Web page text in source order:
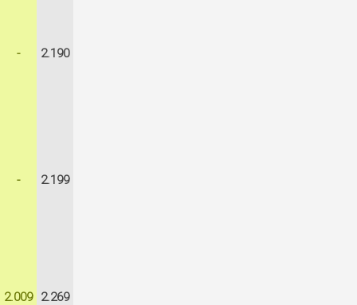
- 2.190
- 2.199
2.009 2.269